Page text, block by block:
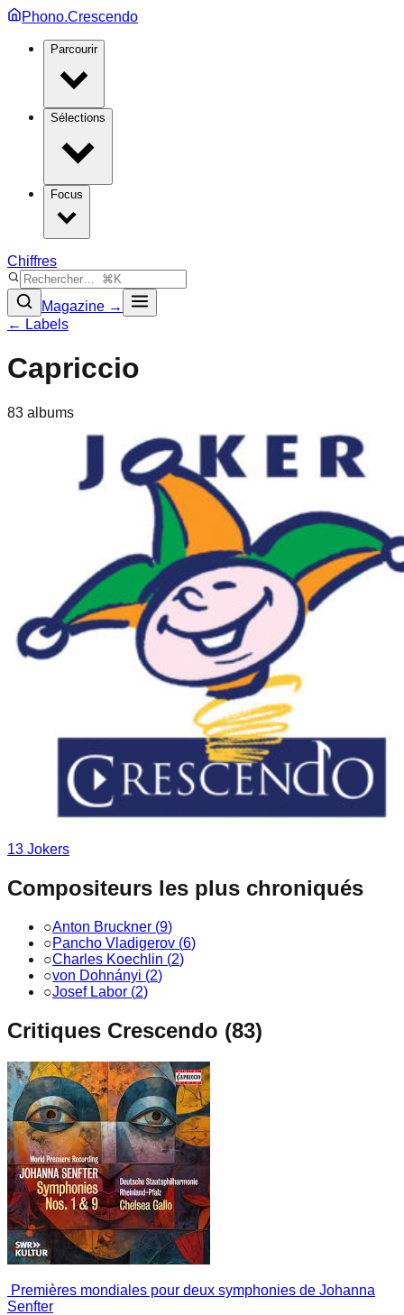
Phono.Crescendo
Parcourir
Sélections
Focus
Chiffres
Magazine →
← Labels
Capriccio
83 albums
13 Jokers
Compositeurs les plus chroniqués
○Anton Bruckner (9)
○Pancho Vladigerov (6)
○Charles Koechlin (2)
○von Dohnányi (2)
○Josef Labor (2)
Critiques Crescendo (83)
Premières mondiales pour deux symphonies de Johanna
Senfter